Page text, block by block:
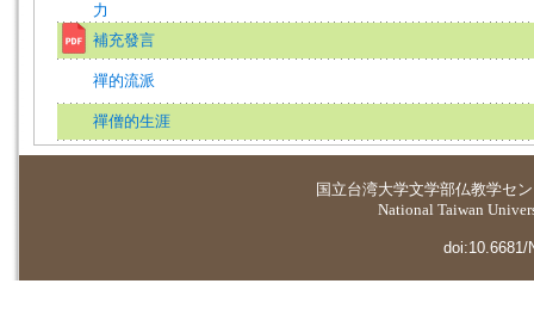
力
補充發言
禪的流派
禪僧的生涯
国立台湾大学文学部仏教学セ
National Taiwan
doi:10.6681/